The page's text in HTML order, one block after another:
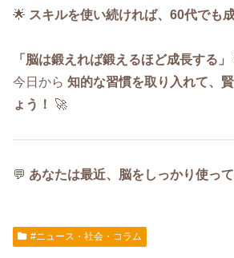
🌟 スキルを使い続ければ、60代でも
「脳は鍛えれば鍛えるほど成長する」
今日から 知的な習慣を取り入れて、
ょう！
🚀
💬 あなたは最近、脳をしっかり使っ
#ニュース・社会・コラム